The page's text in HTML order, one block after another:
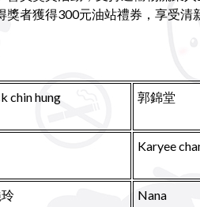
者獲得300元油站禮券，享受清
chin hung 郭錦堂
Karyee
Nana